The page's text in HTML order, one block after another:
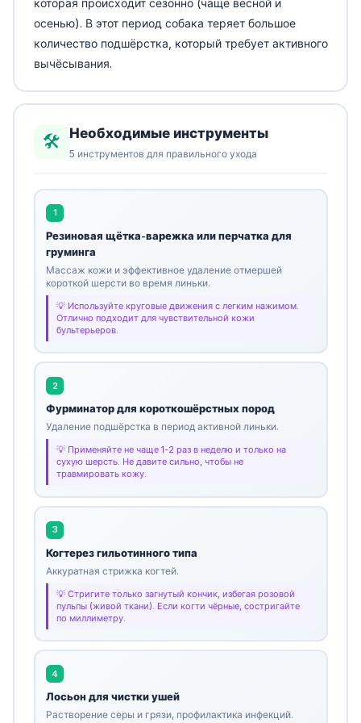
осенью). В этот период собака теряет большое
количество подшёрстка, который требует активного
вычёсывания.
🛠️ Необходимые инструменты
5 инструментов для правильного ухода
1
Резиновая щётка-варежка или перчатка для
груминга
Массаж кожи и эффективное удаление отмершей
короткой шерсти во время линьки.
Используйте круговые движения с легким нажимом.
Отлично подходит для чувствительной кожи
бультерьеров.
2
Фурминатор для короткошёрстных пород
Удаление подшёрстка в период активной линьки.
Применяйте не чаще 1-2 раз в неделю и только на
сухую шерсть. Не давите сильно, чтобы не
травмировать кожу.
3
Когтерез гильотинного типа
Аккуратная стрижка когтей.
Стригите только загнутый кончик, избегая розовой
пульпы (живой ткани). Если когти чёрные, состригайте
по миллиметру.
4
Лосьон для чистки ушей
Растворение серы и грязи, профилактика инфекций.